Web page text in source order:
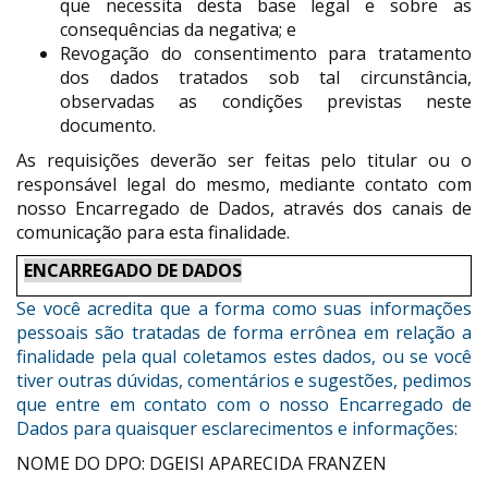
que necessita desta base legal e sobre as
consequências da negativa; e
Revogação do consentimento para tratamento
dos dados tratados sob tal circunstância,
observadas as condições previstas neste
documento.
As requisições deverão ser feitas pelo titular ou o
responsável legal do mesmo, mediante contato com
nosso Encarregado de Dados, através dos canais de
comunicação para esta finalidade.
ENCARREGADO DE DADOS
Se você acredita que a forma como suas informações
pessoais são tratadas de forma errônea em relação a
finalidade pela qual coletamos estes dados, ou se você
tiver outras dúvidas, comentários e sugestões, pedimos
que entre em contato com o nosso Encarregado de
Dados para quaisquer esclarecimentos e informações:
NOME DO DPO: DGEISI APARECIDA FRANZEN